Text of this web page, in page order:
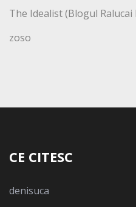
The Idealist (Blogul Ralucai
zoso
CE CITESC
denisuca